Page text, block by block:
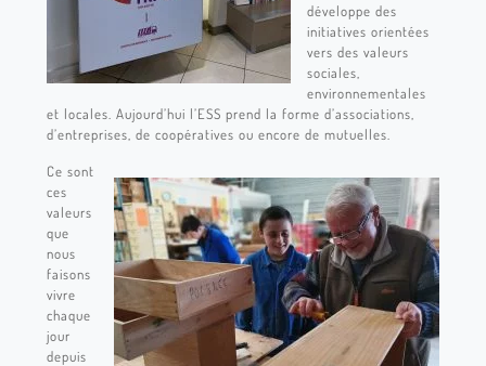
développe des
initiatives orientées
vers des valeurs
sociales,
environnementales
et locales. Aujourd’hui l’ESS prend la forme d’associations,
d’entreprises, de coopératives ou encore de mutuelles.
Ce sont
ces
valeurs
que
nous
faisons
vivre
chaque
jour
depuis